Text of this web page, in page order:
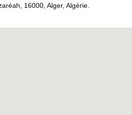
16000, Alger, Algérie.